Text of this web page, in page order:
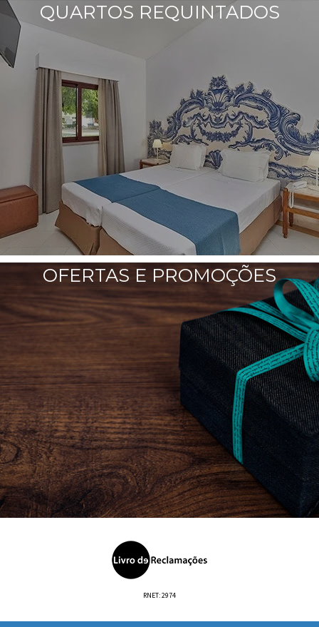
QUARTOS REQUINTADOS
OFERTAS E PROMOÇÕES
RNET: 2974